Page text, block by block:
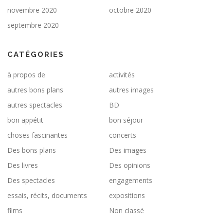
novembre 2020
octobre 2020
septembre 2020
CATÉGORIES
à propos de
activités
autres bons plans
autres images
autres spectacles
BD
bon appétit
bon séjour
choses fascinantes
concerts
Des bons plans
Des images
Des livres
Des opinions
Des spectacles
engagements
essais, récits, documents
expositions
films
Non classé